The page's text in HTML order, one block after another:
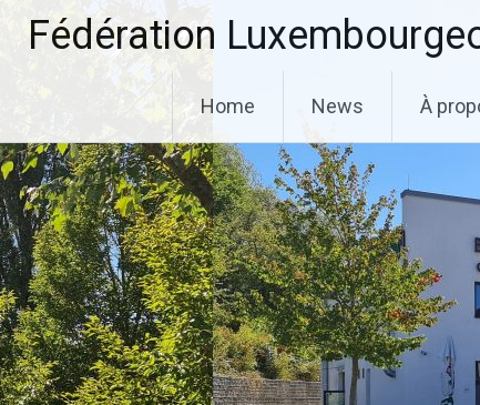
Fédération
Home News À